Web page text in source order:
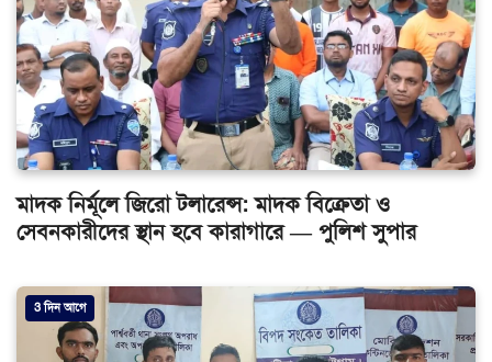
মাদক নির্মূলে জিরো টলারেন্স: মাদক বিক্রেতা ও
সেবনকারীদের স্থান হবে কারাগারে — পুলিশ সুপার
3 দিন আগে